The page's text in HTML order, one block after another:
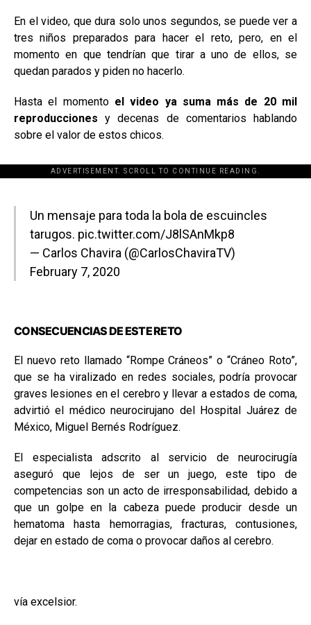
En el video, que dura solo unos segundos, se puede ver a
tres niños preparados para hacer el reto, pero, en el
momento en que tendrían que tirar a uno de ellos, se
quedan parados y piden no hacerlo.
Hasta el momento el video ya suma más de 20 mil
reproducciones y decenas de comentarios hablando
sobre el valor de estos chicos.
ADVERTISEMENT. SCROLL TO CONTINUE READING.
[adsforwp id="243463"]
Un mensaje para toda la bola de escuincles
tarugos. pic.twitter.com/J8lSAnMkp8
— Carlos Chavira (@CarlosChaviraTV)
February 7, 2020
CONSECUENCIAS DE ESTE RETO
El nuevo reto llamado “Rompe Cráneos” o “Cráneo Roto”,
que se ha viralizado en redes sociales, podría provocar
graves lesiones en el cerebro y llevar a estados de coma,
advirtió el médico neurocirujano del Hospital Juárez de
México, Miguel Bernés Rodríguez.
El especialista adscrito al servicio de neurocirugía
aseguró que lejos de ser un juego, este tipo de
competencias son un acto de irresponsabilidad, debido a
que un golpe en la cabeza puede producir desde un
hematoma hasta hemorragias, fracturas, contusiones,
dejar en estado de coma o provocar daños al cerebro.
vía excelsior.